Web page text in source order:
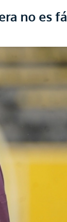
no es